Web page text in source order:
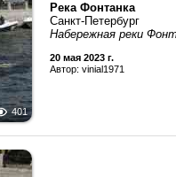
401
Река Фонтанка
Санкт-Петербург
Набережная реки
20 мая 2023 г.
Автор: vinial1971